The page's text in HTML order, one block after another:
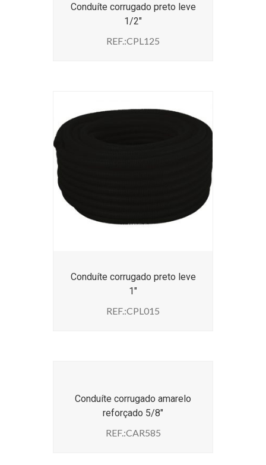
Conduíte corrugado preto leve
1/2″
REF.:CPL125
Conduíte corrugado preto leve
1″
REF.:CPL015
Conduíte corrugado amarelo
reforçado 5/8″
REF.:CAR585